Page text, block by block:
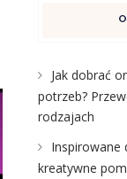
Jak dobrać
potrzeb?
rodzajach
Inspirowane
kreatywne